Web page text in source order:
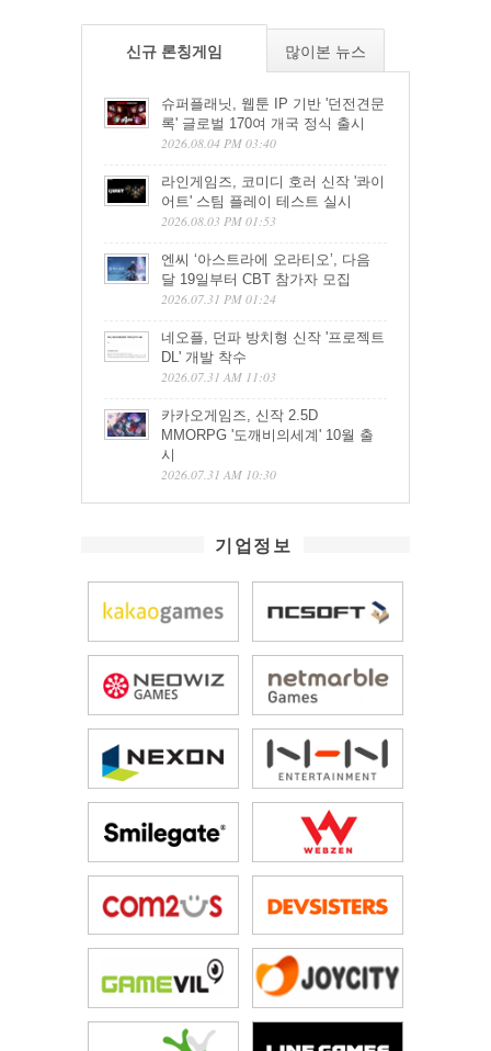
신규 론칭게임 많이본 뉴스
슈퍼플래닛, 웹툰 IP 기반 '던전견문
록' 글로벌 170여 개국 정식 출시
2026.08.04 PM 03:40
라인게임즈, 코미디 호러 신작 '콰이
어트' 스팀 플레이 테스트 실시
2026.08.03 PM 01:53
엔씨 ‘아스트라에 오라티오’, 다음
달 19일부터 CBT 참가자 모집
2026.07.31 PM 01:24
네오플, 던파 방치형 신작 '프로젝트
DL' 개발 착수
2026.07.31 AM 11:03
카카오게임즈, 신작 2.5D
MMORPG '도깨비의세계' 10월 출
시
2026.07.31 AM 10:30
기업정보